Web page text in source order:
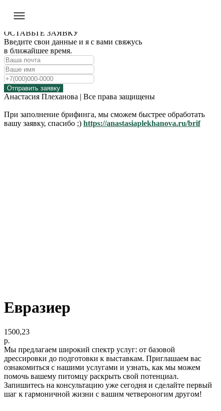
ОСТАВЬТЕ ЗАЯВКУ
Введите свои данные и я с вами свяжусь
в ближайшее время.
Отправить заявку
Анастасия Плеханова | Все права защищены
При заполнение брифинга, мы сможем быстрее обработать
вашу заявку, спасибо ;) https://anastasiaplekhanova.ru/brif
Евразиер
1500,23
р.
Мы предлагаем широкий спектр услуг: от базовой
дрессировки до подготовки к выставкам. Приглашаем вас
ознакомиться с нашими услугами и узнать, как мы можем
помочь вашему питомцу раскрыть свой потенциал.
Запишитесь на консультацию уже сегодня и сделайте первый
шаг к гармоничной жизни с вашим четвероногим другом!